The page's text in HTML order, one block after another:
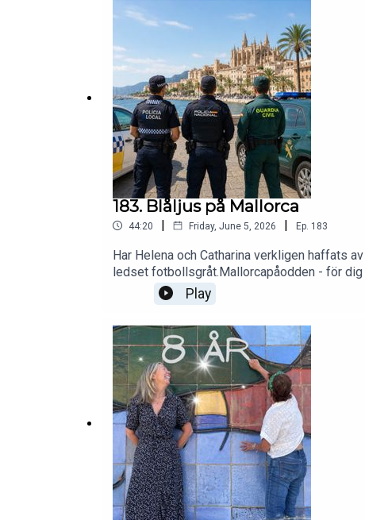
183. Blåljus på Mallorca
44:20 | Friday, June 5, 2026 | Ep. 183
Har Helena och Catharina verkligen haffats
ledset fotbollsgråt.Mallorcapåodden - för
Play